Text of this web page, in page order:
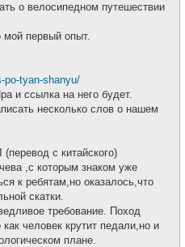
о велосипедном путешествии
мой первый опыт.
po-tyan-shanyu/
и ссылка на него будет.
несколько слов о нашем
с китайского)
,с которым знаком уже
к ребятам,но оказалось,что
скатки.
требование. Поход
человек крутит педали,но и
плане.